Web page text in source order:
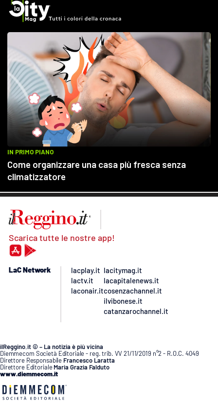
Scarica tutte le nostre app!
LaC Network
lacplay.it
lactv.it
laconair.it
lacitymag.it
lacapitalenews.it
cosenzachannel.it
ilvibonese.it
catanzarochannel.it
ilReggino.it © – La notizia è più vicina
Diemmecom Società Editoriale - reg. trib. VV 21/11/2019 n°2 - R.O.C. 4049
Direttore Responsabile Francesco Laratta
Direttore Editoriale Maria Grazia Falduto
www.diemmecom.it